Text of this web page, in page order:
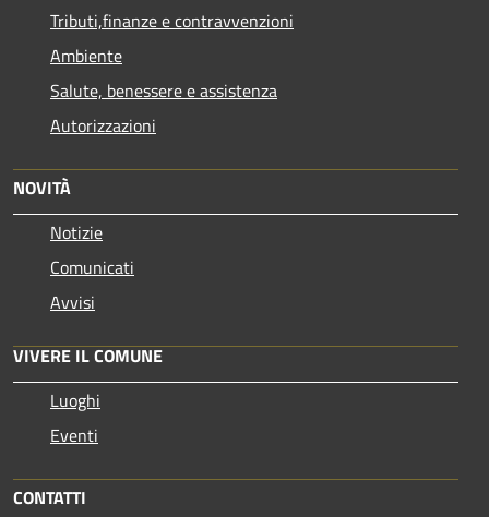
Tributi,finanze e contravvenzioni
Ambiente
Salute, benessere e assistenza
Autorizzazioni
NOVITÀ
Notizie
Comunicati
Avvisi
VIVERE IL COMUNE
Luoghi
Eventi
CONTATTI